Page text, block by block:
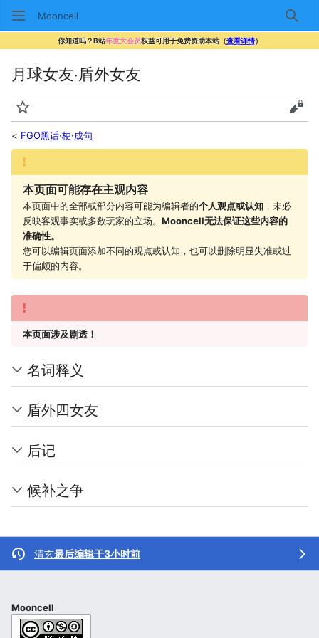
Mooncell 搜索
你知道吗？B站年度大会员权益可用于免费资助本站（查看详情）
月球女友·盾外女友
监视
查看
< FGO黑话·梗·成句
本页面可能存在主观内容
本页面中的全部或部分内容可能为编辑者的个人观点或认知 ，未必
反映客观事实或多数玩家的立场。 Mooncell无法保证这些内容的
准确性。
您可以编辑页面添加不同的观点或认知，也可以删除明显失准或过
于偏颇的内容。
本页面涉及剧透！
名词释义
盾外四女友
后记
候补之争
清玄最后编辑于3小时前
Mooncell